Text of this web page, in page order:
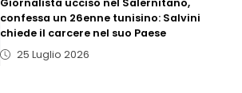
Giornalista ucciso nel Salernitano,
confessa un 26enne tunisino: Salvini
chiede il carcere nel suo Paese
25 Luglio 2026